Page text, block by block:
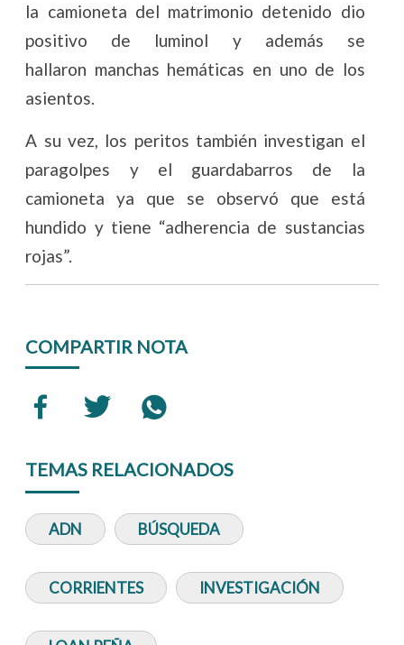
la camioneta del matrimonio detenido dio
positivo de luminol y además se
hallaron manchas hemáticas en uno de los
asientos.
A su vez, los peritos también investigan el
paragolpes y el guardabarros de la
camioneta ya que se observó que está
hundido y tiene “adherencia de sustancias
rojas”.
COMPARTIR NOTA
TEMAS RELACIONADOS
ADN BÚSQUEDA
CORRIENTES INVESTIGACIÓN